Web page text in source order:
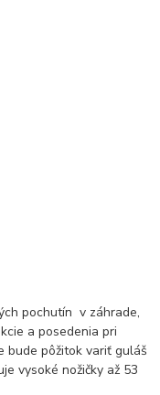
pochutín v záhrade,
a posedenia pri
bude pôžitok variť guláš
vysoké nožičky až 53